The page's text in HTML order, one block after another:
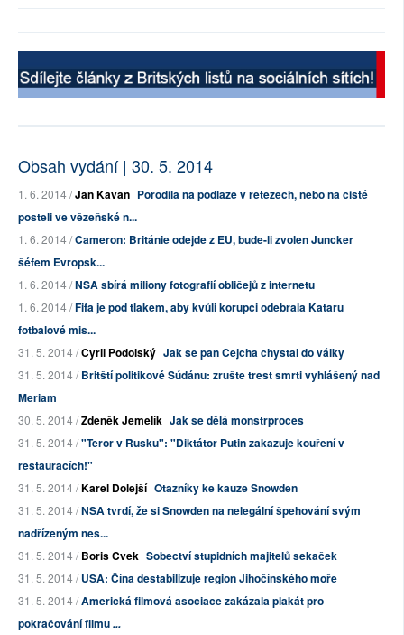
Obsah vydání | 30. 5. 2014
1. 6. 2014 /Jan Kavan Porodila na podlaze v řetězech, nebo na čisté
posteli ve vězeňské n...
1. 6. 2014 /Cameron: Británie odejde z EU, bude-li zvolen Juncker
šéfem Evropsk...
1. 6. 2014 /NSA sbírá miliony fotografií obličejů z internetu
1. 6. 2014 /Fifa je pod tlakem, aby kvůli korupci odebrala Kataru
fotbalové mis...
31. 5. 2014 /Cyril Podolský Jak se pan Cejcha chystal do války
31. 5. 2014 /Britští politikové Súdánu: zrušte trest smrti vyhlášený nad
Meriam
30. 5. 2014 /Zdeněk Jemelík Jak se dělá monstrproces
31. 5. 2014 /"Teror v Rusku": "Diktátor Putin zakazuje kouření v
restauracích!"
31. 5. 2014 /Karel Dolejší Otazníky ke kauze Snowden
31. 5. 2014 /NSA tvrdí, že si Snowden na nelegální špehování svým
nadřízeným nes...
31. 5. 2014 /Boris Cvek Sobectví stupidních majitelů sekaček
31. 5. 2014 /USA: Čína destabilizuje region Jihočínského moře
31. 5. 2014 /Americká filmová asociace zakázala plakát pro
pokračování filmu...